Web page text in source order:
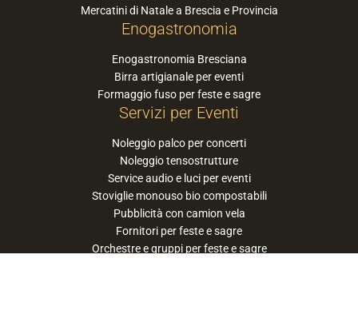
Mercatini di Natale a Brescia e Provincia
Enogastronomia
Enogastronomia Bresciana
Birra artigianale per eventi
Formaggio fuso per feste e sagre
Servizi per Eventi
Noleggio palco per concerti
Noleggio tensostrutture
Service audio e luci per eventi
Stoviglie monouso bio compostabili
Pubblicità con camion vela
Fornitori per feste e sagre
Orchestre e gruppi per feste e sagre